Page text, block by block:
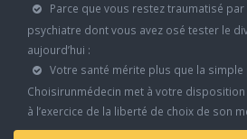
Parce que vous restez traumatisé par
psychiatre dont vous avez osé tester le
aujourd’hui :
Votre santé mérite plus que la
Choisirunmédecin met à votre
à l’exercice de la liberté de choix de son